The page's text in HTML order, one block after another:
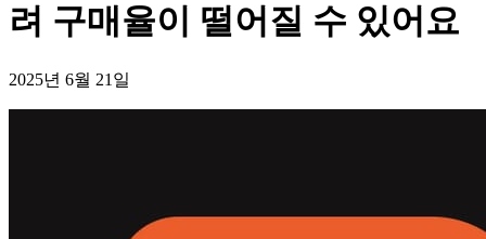
려 구매율이 떨어질 수 있어요
2025년 6월 21일